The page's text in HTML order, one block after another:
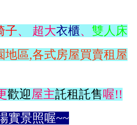
子、 超大衣櫃、 雙人床
地區,各式房屋買賣租屋
歡迎屋主託租託售喔!!
實景照喔~~